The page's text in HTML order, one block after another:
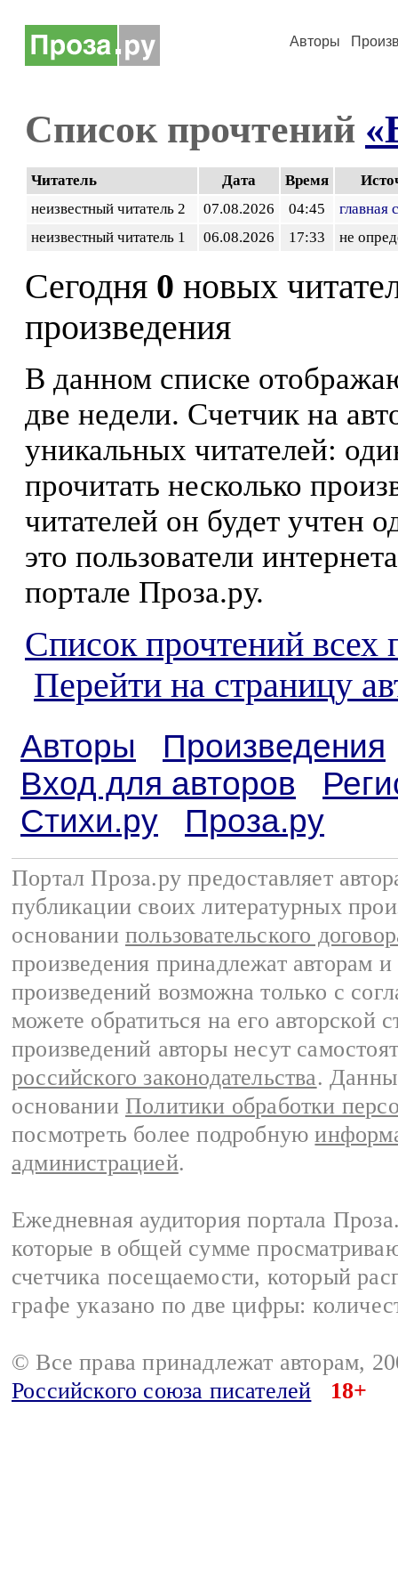
Авторы
Список прочтений
Читатель Дата Время
неизвестный читатель 2
07.08.2026 04:45
главная
неизвестный читатель 1
06.08.2026 17:33 не
Сегодня 0 новых
произведения
В данном списке
две недели. Счетчик на
уникальных читателей:
прочитать несколько
читателей он будет учтен
это пользователи
портале Проза.ру.
Список прочтений всех
Перейти на страницу
Авторы
Произведения
Вход для авторов
Стихи.ру
Проза.ру
Портал Проза.ру предоставляет
публикации своих литературных
основании пользовательского
произведения принадлежат авторам
произведений возможна только с
можете обратиться на его авторской
произведений авторы несут
российского законодательства.
основании Политики обработки
посмотреть более подробную
администрацией.
Ежедневная аудитория портала
которые в общей сумме
счетчика посещаемости, который
графе указано по две цифры:
© Все права принадлежат авторам,
Российского союза писателей
18+